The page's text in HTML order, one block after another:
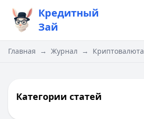
Кредитный
Зай
Главная → Журнал → Криптовалюта
Категории статей